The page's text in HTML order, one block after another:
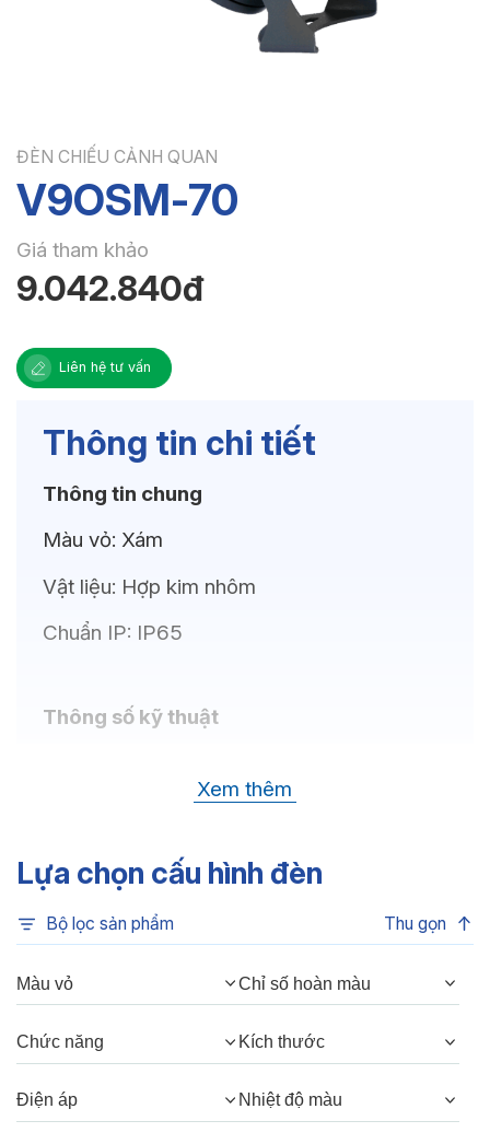
ĐÈN CHIẾU CẢNH QUAN
V9OSM-70
Giá tham khảo
9.042.840đ
Liên hệ tư vấn
Thông tin chi tiết
Thông tin chung
Màu vỏ: Xám
Vật liệu: Hợp kim nhôm
Chuẩn IP: IP65
Thông số kỹ thuật
6500K, 4000K, 3000K
Chỉ số hoàn màu:
CRI>80
5400lm(W)
Góc chiếu:
Thông số Điện & Lắp đặt
Công suất:
Xem thêm
Lựa chọn cấu hình đèn
Bộ lọc sản phẩm Thu gọn
Màu vỏ Chỉ số hoàn màu
Chức năng Kích thước
Điện áp Nhiệt độ màu